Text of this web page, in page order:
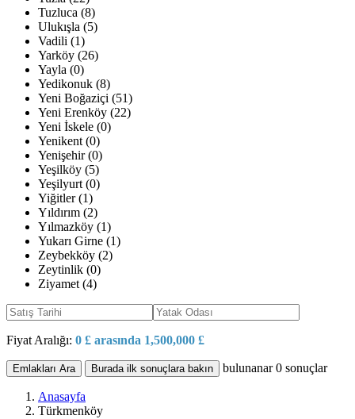
Tuzluca (8)
Ulukışla (5)
Vadili (1)
Yarköy (26)
Yayla (0)
Yedikonuk (8)
Yeni Boğaziçi (51)
Yeni Erenköy (22)
Yeni İskele (0)
Yenikent (0)
Yenişehir (0)
Yeşilköy (5)
Yeşilyurt (0)
Yiğitler (1)
Yıldırım (2)
Yılmazköy (1)
Yukarı Girne (1)
Zeybekköy (2)
Zeytinlik (0)
Ziyamet (4)
Fiyat Aralığı: 0 £ arasında 1,500,000 £
Emlakları Ara Burada ilk sonuçlara bakın bulunanar0 sonuçlar
Anasayfa
Türkmenköy